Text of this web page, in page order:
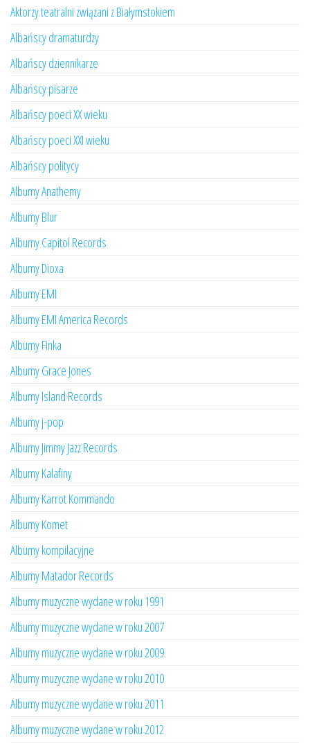
Aktorzy teatralni związani z Białymstokiem
Albańscy dramaturdzy
Albańscy dziennikarze
Albańscy pisarze
Albańscy poeci XX wieku
Albańscy poeci XXI wieku
Albańscy politycy
Albumy Anathemy
Albumy Blur
Albumy Capitol Records
Albumy Dioxa
Albumy EMI
Albumy EMI America Records
Albumy Finka
Albumy Grace Jones
Albumy Island Records
Albumy j-pop
Albumy Jimmy Jazz Records
Albumy Kalafiny
Albumy Karrot Kommando
Albumy Komet
Albumy kompilacyjne
Albumy Matador Records
Albumy muzyczne wydane w roku 1991
Albumy muzyczne wydane w roku 2007
Albumy muzyczne wydane w roku 2009
Albumy muzyczne wydane w roku 2010
Albumy muzyczne wydane w roku 2011
Albumy muzyczne wydane w roku 2012